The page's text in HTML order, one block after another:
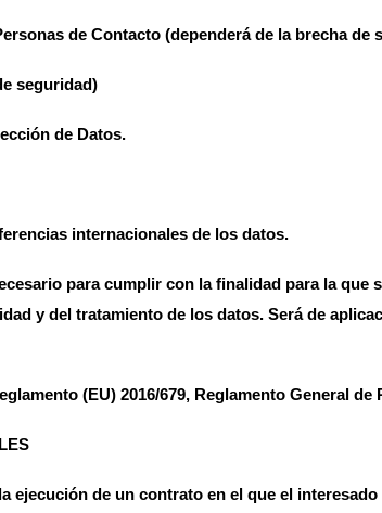
de Contacto (dependerá de la brecha de
seguridad)
de Datos.
internacionales de los datos.
para cumplir con la finalidad para la que
y del tratamiento de los datos. Será de
(EU) 2016/679, Reglamento General de
ejecución de un contrato en el que el